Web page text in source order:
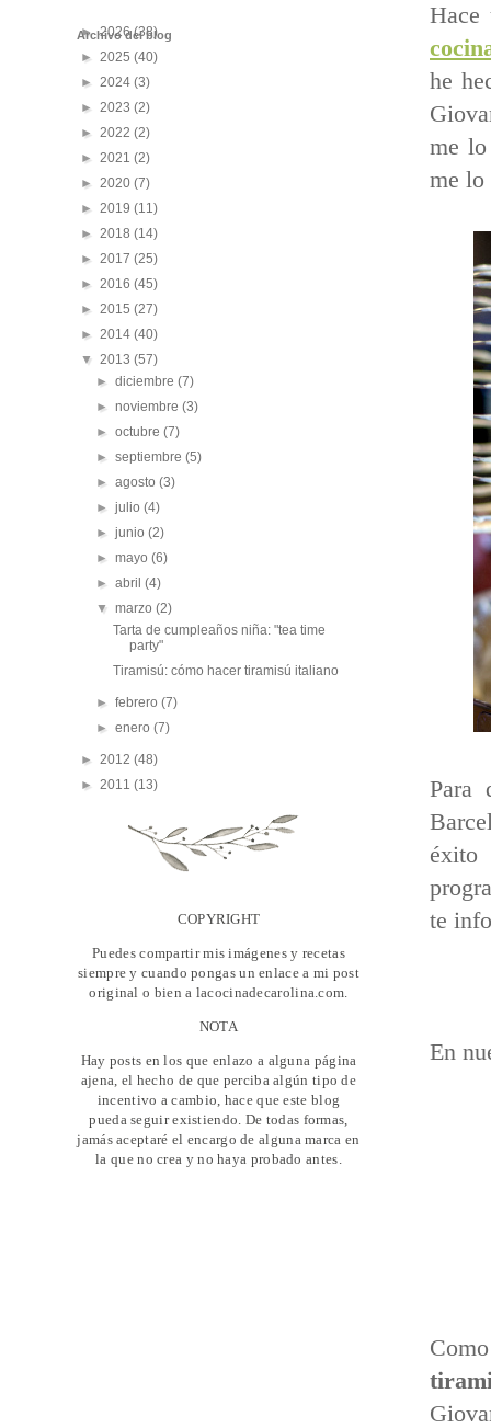
Hace
he
me lo
me lo
Para
éxito
te
En
Archivo del blog
►2026(38)
► 2025 (40)
► 2024 (3)
► 2023 (2)
► 2022 (2)
► 2021 (2)
► 2020 (7)
► 2019 (11)
► 2018 (14)
► 2017 (25)
► 2016 (45)
► 2015 (27)
► 2014 (40)
▼ 2013 (57)
►diciembre(7)
►noviembre(3)
►octubre(7)
►septiembre(5)
►agosto(3)
►julio(4)
►junio(2)
►mayo(6)
►abril(4)
▼marzo(2)
Tarta de cumpleaños niña: "tea time
party"
Tiramisú: cómo hacer tiramisú italiano
►febrero(7)
►enero(7)
► 2012 (48)
► 2011 (13)
COPYRIGHT
Puedes compartir mis imágenes y recetas
siempre y cuando pongas un enlace a mi post
original o bien a lacocinadecarolina.com.
NOTA
Hay posts en los que enlazo a alguna página
ajena, el hecho de que perciba algún tipo de
incentivo a cambio, hace que este blog
pueda seguir existiendo. De todas formas,
jamás aceptaré el encargo de alguna marca en
la que no crea y no haya probado antes.